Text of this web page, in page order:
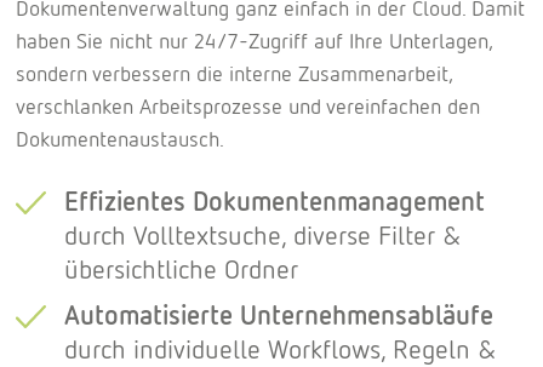
Dokumentenverwaltung ganz einfach in der Cloud. Damit
haben Sie nicht nur 24/7-Zugriff auf Ihre Unterlagen,
sondern verbessern die interne Zusammenarbeit,
verschlanken Arbeitsprozesse und vereinfachen den
Dokumentenaustausch.
Effizientes Dokumentenmanagement
durch Volltextsuche, diverse Filter &
übersichtliche Ordner
Automatisierte Unternehmensabläufe
durch individuelle Workflows, Regeln &